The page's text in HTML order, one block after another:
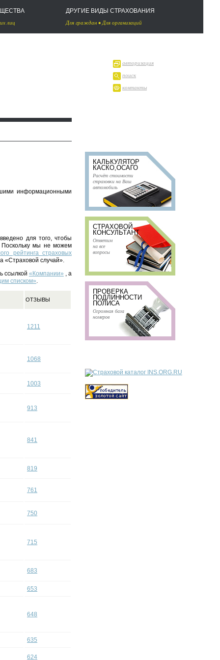
лиц
ДРУГИЕ ВИДЫ СТРАХОВАНИЯ
Для граждан •Для организаций
авторизация
поиск
контакты
информационными
для того, чтобы
Поскольку мы не можем
рейтинга страховых
«Страховой случай».
ссылкой «Компании» , а
списком».
ОТЗЫВЫ
1211
1068
1003
913
841
819
761
750
715
683
653
648
635
624
КАЛЬКУЛЯТОР
КАСКО,ОСАГО
Расчёт стоимости
страховки на Ваш
автомобиль
СТРАХОВОЙ
КОНСУЛЬТАНТ
Ответим
на все
вопросы
ПРОВЕРКА
ПОДЛИННОСТИ
ПОЛИСА
Огромная база
номеров